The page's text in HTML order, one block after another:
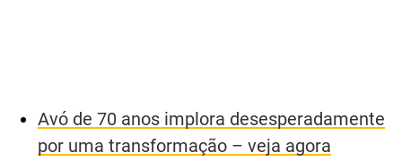
Avó de 70 anos implora desesperadamente
por uma transformação – veja agora